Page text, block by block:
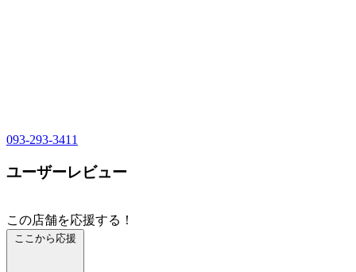
093-293-3411
ユーザーレビュー
この店舗を応援する！
ここから応援